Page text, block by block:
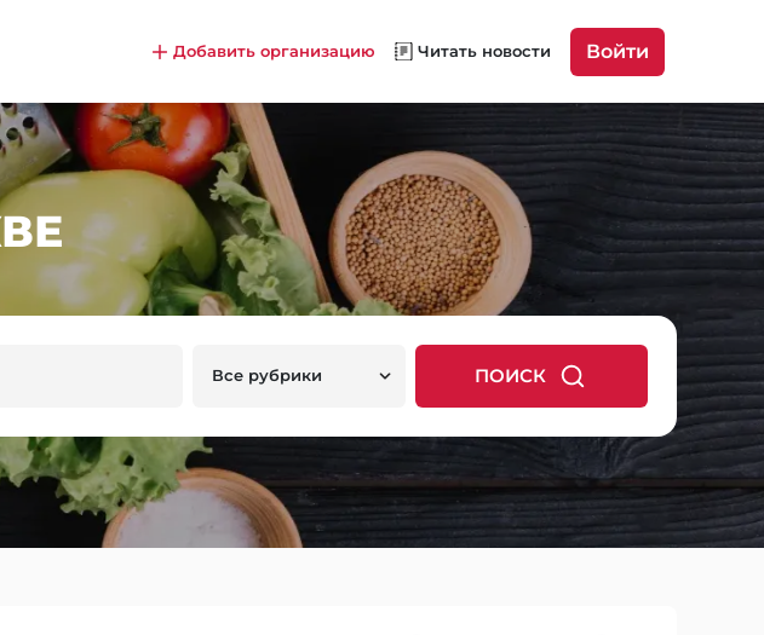
Добавить организацию Читать новости Войти
Все рубрики ПОИСК